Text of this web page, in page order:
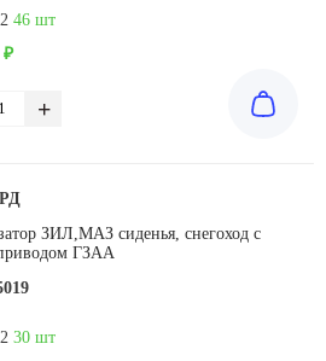
46 шт
₽
+
ЗИЛ,МАЗ сиденья, снегоход с
ГЗАА
30 шт